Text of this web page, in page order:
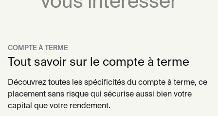
COMPTE À TERME
Tout savoir sur le compte à terme
Découvrez toutes les spécificités du compte à terme, ce
placement sans risque qui sécurise aussi bien votre
capital que votre rendement.